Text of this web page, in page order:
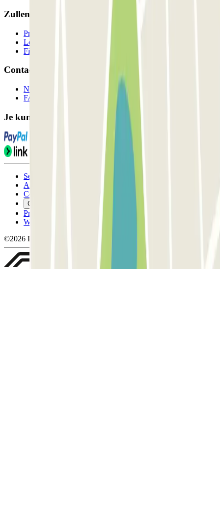
Zullen we samenwerken?
Professionals
Leverancier parkeren
Filialen
Contact
Neem contact met ons op
FAQ
Je kunt deze betaalmethoden gebruiken:
Servicevoorwaarden
Annuleringsvoorwaarden
Cookiebeleid
Cookies beheren
Privacybeleid
Whistleblowing
©2026 Parclick. All rights reserved